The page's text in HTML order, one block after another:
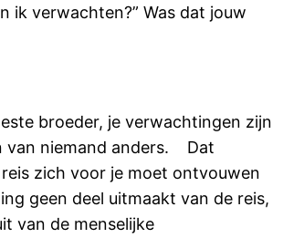
ik verwachten?” Was dat jouw
broeder, je verwachtingen zijn
niemand anders. Dat
zich voor je moet ontvouwen
geen deel uitmaakt van de reis,
van de menselijke